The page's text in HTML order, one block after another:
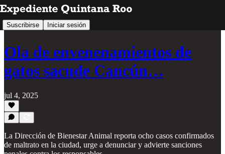
Suscribirse Iniciar sesión
Ola de envenenamientos de
gatos sacude Cancún…
jul 4, 2025
La Dirección de Bienestar Animal reporta ocho casos confirmados
de maltrato en la ciudad, urge a denunciar y advierte sanciones